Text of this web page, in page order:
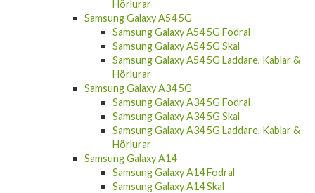
Hörlurar
Samsung Galaxy A54 5G
Samsung Galaxy A54 5G Fodral
Samsung Galaxy A54 5G Skal
Samsung Galaxy A54 5G Laddare, Kablar &
Hörlurar
Samsung Galaxy A34 5G
Samsung Galaxy A34 5G Fodral
Samsung Galaxy A34 5G Skal
Samsung Galaxy A34 5G Laddare, Kablar &
Hörlurar
Samsung Galaxy A14
Samsung Galaxy A14 Fodral
Samsung Galaxy A14 Skal